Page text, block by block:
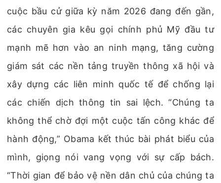
cuộc bầu cử giữa kỳ năm 2026 đang đến gần,
các chuyên gia kêu gọi chính phủ Mỹ đầu tư
mạnh mẽ hơn vào an ninh mạng, tăng cường
giám sát các nền tảng truyền thông xã hội và
xây dựng các liên minh quốc tế để chống lại
các chiến dịch thông tin sai lệch. “Chúng ta
không thể chờ đợi một cuộc tấn công khác để
hành động,” Obama kết thúc bài phát biểu của
mình, giọng nói vang vọng với sự cấp bách.
“Thời gian để bảo vệ nền dân chủ của chúng ta